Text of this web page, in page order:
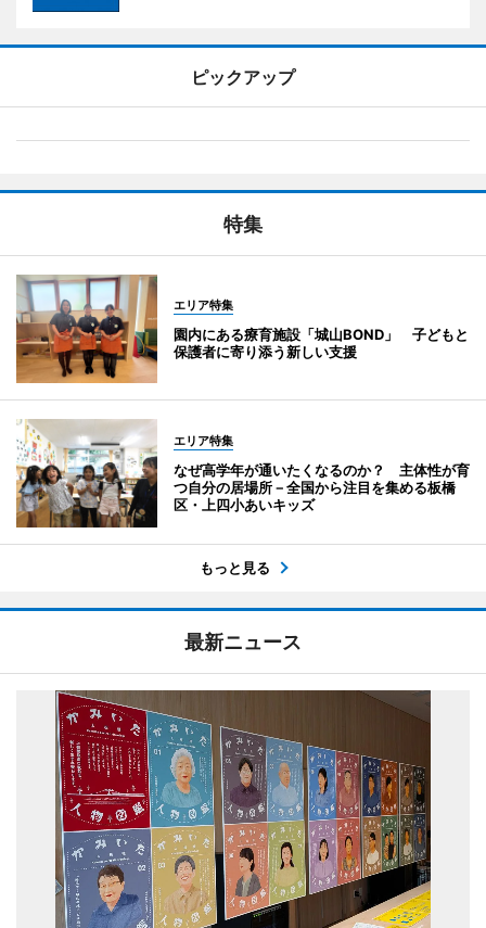
ピックアップ
特集
エリア特集
園内にある療育施設「城山BOND」 子どもと
保護者に寄り添う新しい支援
エリア特集
なぜ高学年が通いたくなるのか？ 主体性が育
つ自分の居場所－全国から注目を集める板橋
区・上四小あいキッズ
もっと見る
最新ニュース